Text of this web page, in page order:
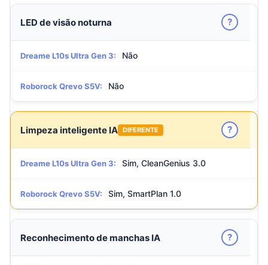
LED de visão noturna ?
Dreame L10s Ultra Gen 3: Não
Roborock Qrevo S5V: Não
Limpeza inteligente IA DIFERENTE ?
Dreame L10s Ultra Gen 3: Sim, CleanGenius 3.0
Roborock Qrevo S5V: Sim, SmartPlan 1.0
Reconhecimento de manchas IA ?